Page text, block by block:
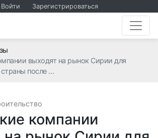
Войти Зарегистрироваться
выходят на рынок Сирии для
после …
компании